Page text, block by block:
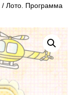
/ Лото. Программа